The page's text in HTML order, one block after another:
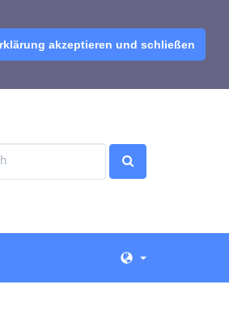
akzeptieren und schließen